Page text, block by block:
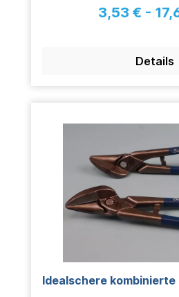
3,53 € -
Details
Idealschere